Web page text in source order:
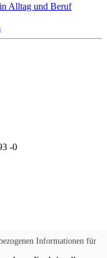
Alltag und Beruf
-0
Informationen für